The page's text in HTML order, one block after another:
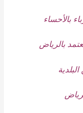
بالأحساء
بالرياض